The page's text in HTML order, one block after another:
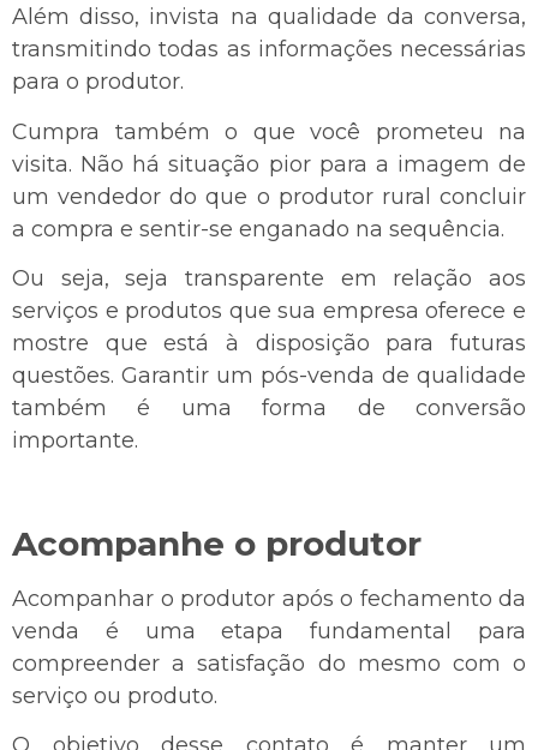
Além disso, invista na qualidade da conversa,
transmitindo todas as informações necessárias
para o produtor.
Cumpra também o que você prometeu na
visita. Não há situação pior para a imagem de
um vendedor do que o produtor rural concluir
a compra e sentir-se enganado na sequência.
Ou seja, seja transparente em relação aos
serviços e produtos que sua empresa oferece e
mostre que está à disposição para futuras
questões. Garantir um pós-venda de qualidade
também é uma forma de conversão
importante.
Acompanhe o produtor
Acompanhar o produtor após o fechamento da
venda é uma etapa fundamental para
compreender a satisfação do mesmo com o
serviço ou produto.